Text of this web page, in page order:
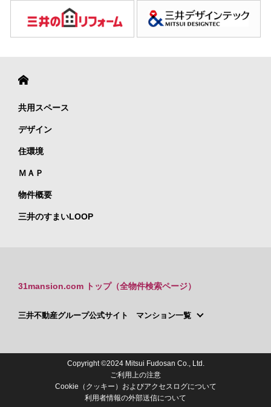
共用スペース
デザイン
住環境
ＭＡＰ
物件概要
三井のすまいLOOP
31mansion.com トップ（全物件検索ページ）
三井不動産グループ公式サイト マンション一覧
Copyright ©2024 Mitsui Fudosan Co., Ltd.
ご利用上の注意
Cookie（クッキー）およびアクセスログについて
利用者情報の外部送信について